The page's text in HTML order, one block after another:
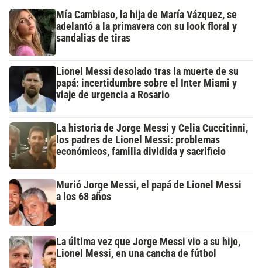
Mía Cambiaso, la hija de María Vázquez, se
adelantó a la primavera con su look floral y
sandalias de tiras
Lionel Messi desolado tras la muerte de su
papá: incertidumbre sobre el Inter Miami y
viaje de urgencia a Rosario
La historia de Jorge Messi y Celia Cuccitinni,
los padres de Lionel Messi: problemas
económicos, familia dividida y sacrificio
Murió Jorge Messi, el papá de Lionel Messi
a los 68 años
La última vez que Jorge Messi vio a su hijo,
Lionel Messi, en una cancha de fútbol